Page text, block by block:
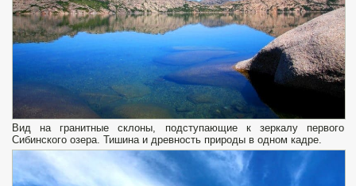
Вид на гранитные склоны, подступающие к зеркалу первого
Сибинского озера. Тишина и древность природы в одном кадре.